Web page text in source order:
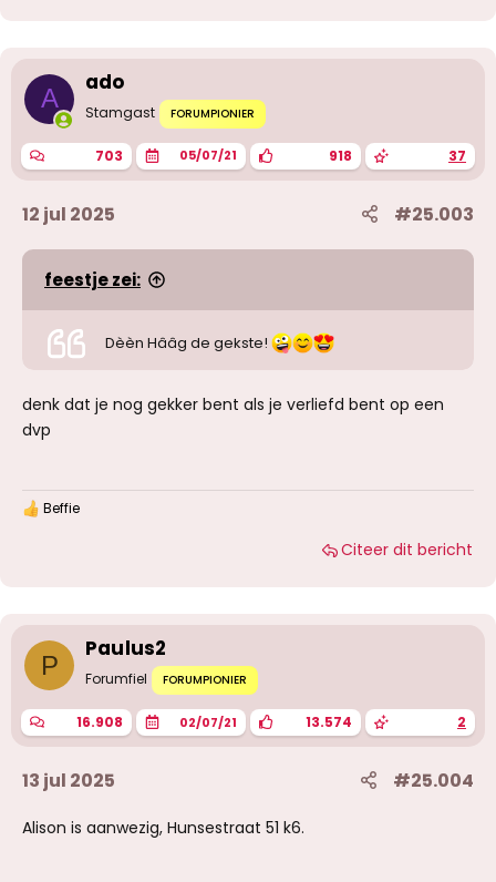
n
g
n
:
A
ado
Stamgast FORUMPIONIER
703 05/07/21 918 37
12 jul 2025 #25.003
feestje zei:
Dèèn Hââg de gekste!
denk dat je nog gekker bent als je verliefd bent op een
dvp
W
n
g
n
:
Beffie
Citeer dit bericht
P
Paulus2
Forumfiel FORUMPIONIER
16.908 02/07/21 13.574 2
13 jul 2025 #25.004
Alison is aanwezig, Hunsestraat 51 k6.